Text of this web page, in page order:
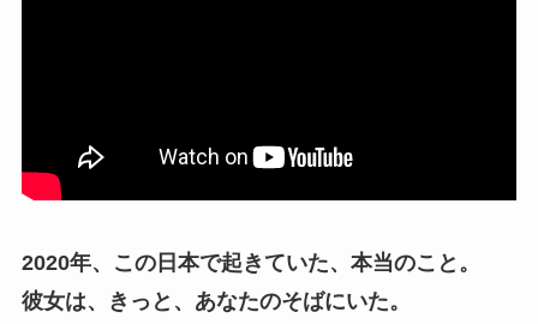
2020年、この日本で起きていた、本当のこと。
彼女は、きっと、あなたのそばにいた。